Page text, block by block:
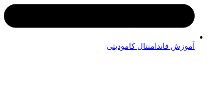
آموزش فاندامنتال کامودیتی